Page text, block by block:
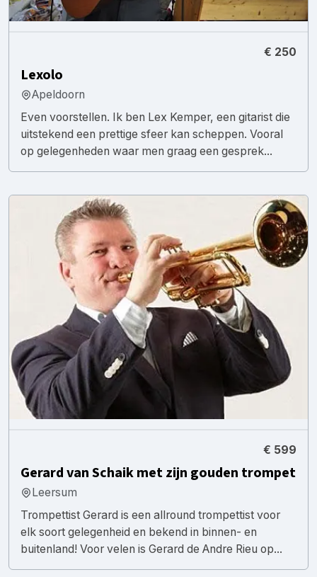
€ 250
Lexolo
Apeldoorn
Even voorstellen. Ik ben Lex Kemper, een gitarist die
uitstekend een prettige sfeer kan scheppen. Vooral
op gelegenheden waar men graag een gesprek...
€ 599
Gerard van Schaik met zijn gouden trompet
Leersum
Trompettist Gerard is een allround trompettist voor
elk soort gelegenheid en bekend in binnen- en
buitenland! Voor velen is Gerard de Andre Rieu op...